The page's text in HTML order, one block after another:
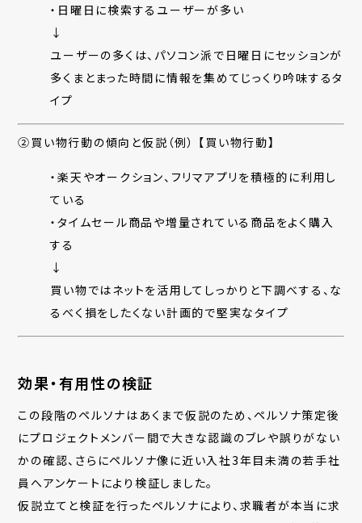
・日曜日に検索するユーザーが多い
↓
ユーザーの多くは、パソコン派で日曜日にセッションが
多くまとまった時間に情報を集めてじっくり吟味するタ
イプ
②買い物行動の傾向と仮説（例） 【買い物行動】
・楽天やオークション、フリマアプリを積極的に利用し
ている
・タイムセール商品や増量されている商品をよく購入
する
↓
買い物ではネットを活用してしっかりと下調べする、な
るべく損をしたくない計画的で堅実なタイプ
効果・有用性の検証
この段階のペルソナはあくまで仮説のため、ペルソナ策定後
にプロジェクトメンバー間で大きな認識のブレや誤りがない
かの確認、さらにペルソナ像に近い入社3年目未満の若手社
員へアンケートにより検証しました。
仮説立てと検証を行ったペルソナにより、求職者が本当に求